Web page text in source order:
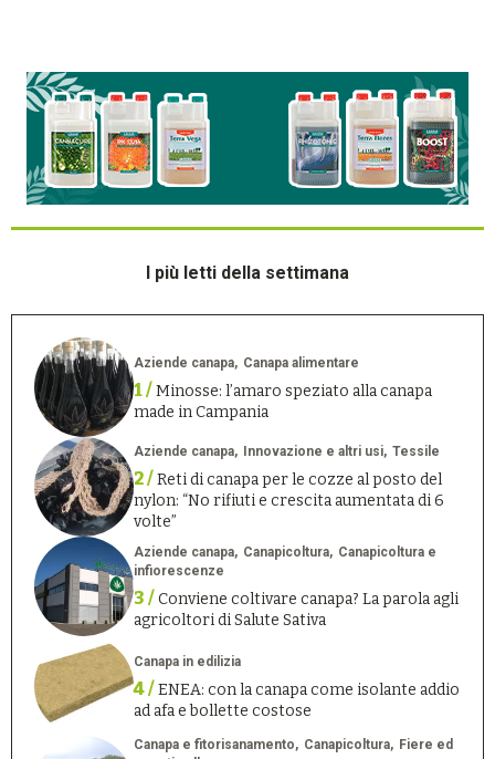
I più letti della settimana
Aziende canapa Canapa alimentare
1 /Minosse: l’amaro speziato alla canapa
made in Campania
Aziende canapa Innovazione e altri usi Tessile
2 /Reti di canapa per le cozze al posto del
nylon: “No rifiuti e crescita aumentata di 6
volte”
Aziende canapa Canapicoltura
Canapicoltura e
infiorescenze
3 /Conviene coltivare canapa? La parola agli
agricoltori di Salute Sativa
Canapa in edilizia
4 /ENEA: con la canapa come isolante addio
ad afa e bollette costose
Canapa e fitorisanamento Canapicoltura
Fiere ed